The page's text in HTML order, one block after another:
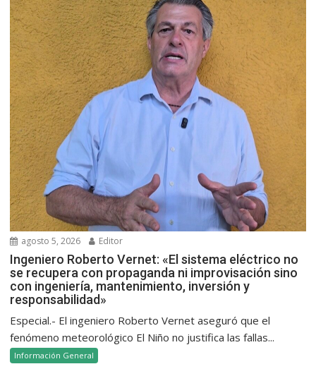
agosto 5, 2026 Editor
Ingeniero Roberto Vernet: «El sistema eléctrico no
se recupera con propaganda ni improvisación sino
con ingeniería, mantenimiento, inversión y
responsabilidad»
Especial.- El ingeniero Roberto Vernet aseguró que el
fenómeno meteorológico El Niño no justifica las fallas...
Información General